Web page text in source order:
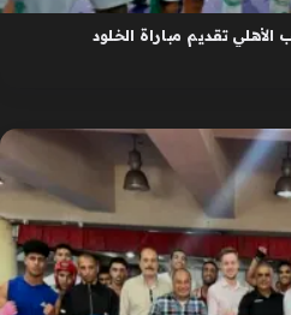
تقديم مباراة الخلود